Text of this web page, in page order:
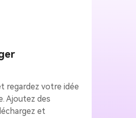
regardez votre idée
Ajoutez des
et